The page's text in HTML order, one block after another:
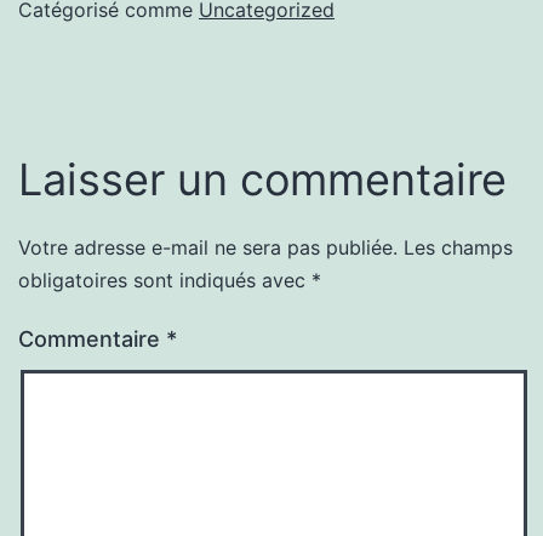
Catégorisé comme Uncategorized
Laisser un commentaire
Votre adresse e-mail ne sera pas publiée. Les champs
obligatoires sont indiqués avec *
Commentaire *